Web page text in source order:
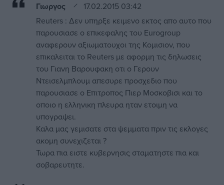
Γιωργος
17.02.2015 03:42
Reuters : Δεν υπηρξε κειμενο εκτος απο αυτο που
παρουσιασε ο επικεφαλης του Eurogroup
αναφερουν αξιωματουχοι της Κομισιον, που
επικαλειται το Reuters με αφορμη τις δηλωσεις
του Γιανη Βαρουφακη οτι ο Γερουν
Ντεισελμπλουμ απεσυρε προσχεδιο που
παρουσιασε ο Επιτροπος Πιερ Μοσκοβισι και το
οποιο η ελληνικη πλευρα ηταν ετοιμη να
υπογραψει.
Καλα μας γεμισατε στα ψεμματα πριν τις εκλογες
ακομη συνεχιζεται ?
Τωρα πια ειστε κυβερνησις σταματηστε πια και
σοβαρευτητε.